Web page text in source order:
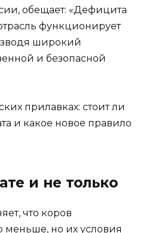
обещает: «Дефицита
функционирует
широкий
и безопасной
и не только
что коров
меньше, но их условия